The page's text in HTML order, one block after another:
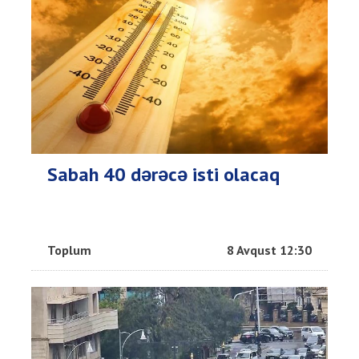
Sabah 40 dərəcə isti olacaq
Toplum 8 Avqust 12:30